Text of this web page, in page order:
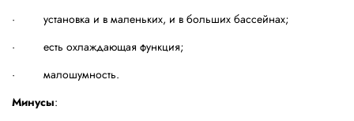
· установка и в маленьких, и в больших бассейнах;
· есть охлаждающая функция;
· малошумность.
Минусы: